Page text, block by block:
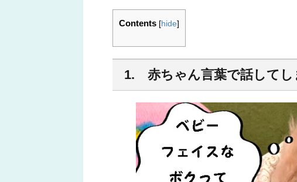
Contents [hide]
1. 赤ちゃん言葉で話してし